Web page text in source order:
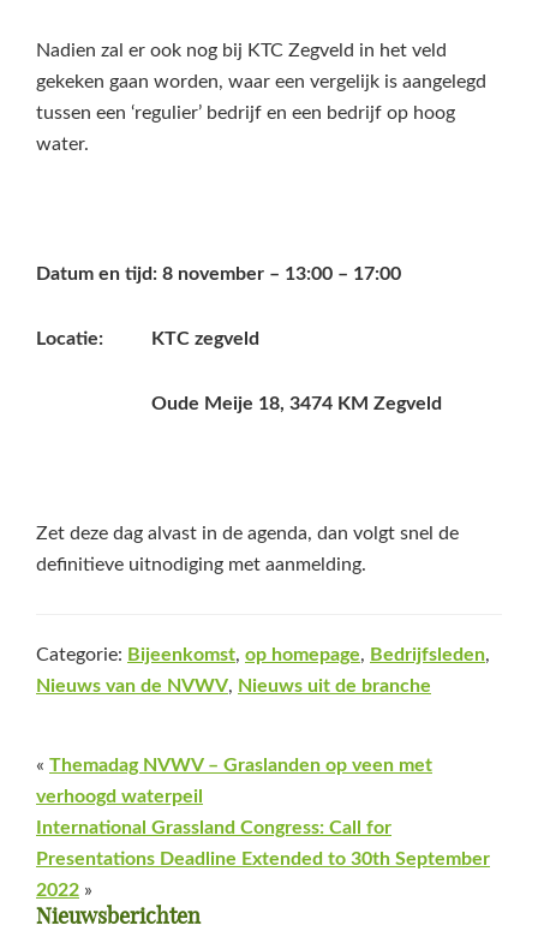
Nadien zal er ook nog bij KTC Zegveld in het veld
gekeken gaan worden, waar een vergelijk is aangelegd
tussen een ‘regulier’ bedrijf en een bedrijf op hoog
water.
Datum en tijd: 8 november – 13:00 – 17:00
Locatie: KTC zegveld
Oude Meije 18, 3474 KM Zegveld
Zet deze dag alvast in de agenda, dan volgt snel de
definitieve uitnodiging met aanmelding.
Categorie: Bijeenkomst, op homepage, Bedrijfsleden,
Nieuws van de NVWV, Nieuws uit de branche
« Themadag NVWV – Graslanden op veen met
verhoogd waterpeil
International Grassland Congress: Call for
Presentations Deadline Extended to 30th September
2022 »
Primaire
Nieuwsberichten